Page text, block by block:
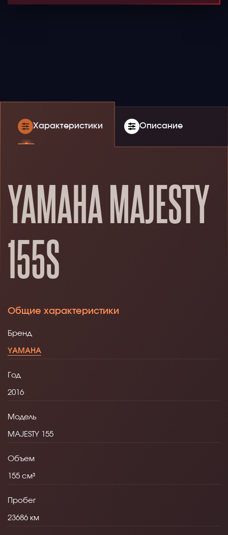
Характеристики Описание
YAMAHA MAJESTY
155S
Общие характеристики
Бренд
YAMAHA
Год
2016
Модель
MAJESTY 155
Объем
155
Пробег
23686